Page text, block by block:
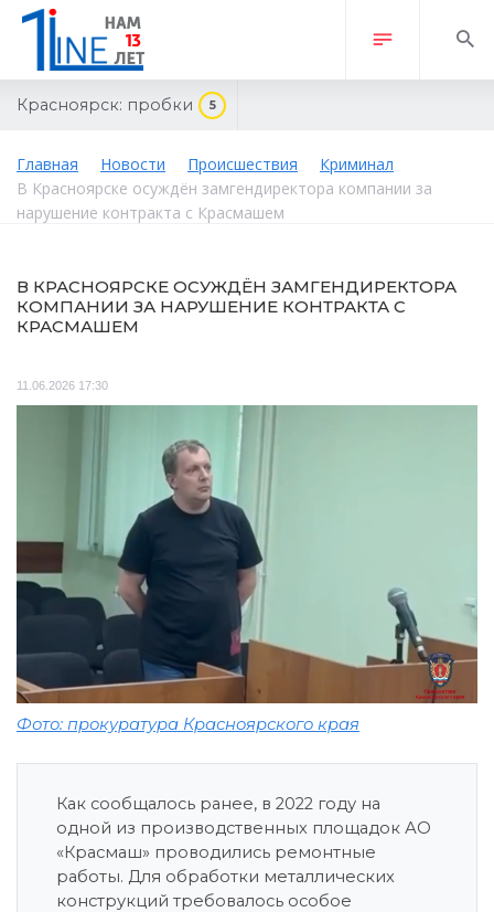
Красноярск: пробки 5
Главная Новости Происшествия
Криминал
В Красноярске осуждён замгендиректора компании за
нарушение контракта с Красмашем
В КРАСНОЯРСКЕ ОСУЖДЁН ЗАМГЕНДИРЕКТОРА
КОМПАНИИ ЗА НАРУШЕНИЕ КОНТРАКТА С
КРАСМАШЕМ
11.06.2026 17:30
Фото: прокуратура Красноярского края
Как сообщалось ранее, в 2022 году на
одной из производственных площадок АО
«Красмаш» проводились ремонтные
работы. Для обработки металлических
конструкций требовалось особое